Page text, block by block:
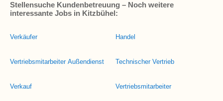
Stellensuche Kundenbetreuung – Noch weitere
interessante Jobs in Kitzbühel:
Verkäufer
Vertriebsmitarbeiter Außendienst
Verkauf
Handel
Technischer Vertrieb
Vertriebsmitarbeiter